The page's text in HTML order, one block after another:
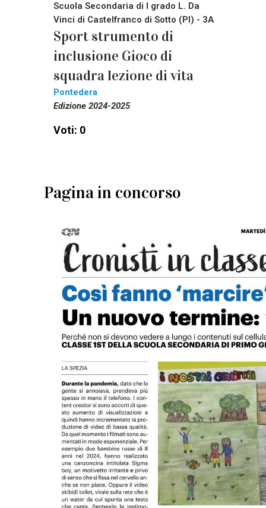
Scuola Secondaria di I grado L. Da
Vinci di Castelfranco di Sotto (PI) - 3A
Sport strumento di
inclusione Gioco di
squadra lezione di vita
Pontedera
Edizione 2024-2025
Voti: 0
Pagina in concorso